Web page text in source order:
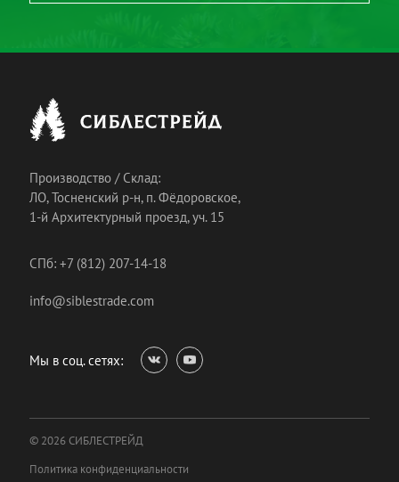
Производство / Склад:
ЛО, Тосненский р-н, п. Фёдоровское,
1-й Архитектурный проезд, уч. 15
СПб: +7 (812) 207-14-18
info@siblestrade.com
Мы в соц. сетях:
© 2026 СИБЛЕСТРЕЙД
Политика конфиденциальности